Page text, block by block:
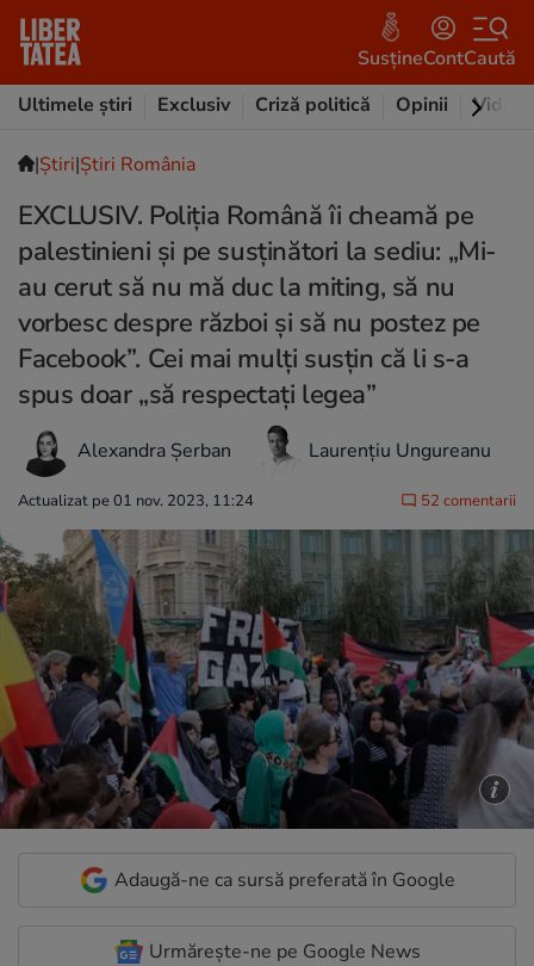
SusțineContCaută
Ultimele știri
Exclusiv Criză politică Opinii Video
|Ştiri|Știri România
EXCLUSIV. Poliția Română îi cheamă pe
palestinieni și pe susținători la sediu: „Mi-
au cerut să nu mă duc la miting, să nu
vorbesc despre război și să nu postez pe
Facebook”. Cei mai mulți susțin că li s-a
spus doar „să respectați legea”
Alexandra Șerban Laurențiu Ungureanu
Actualizat pe 01 nov. 2023, 11:24 52 comentarii
Adaugă-ne ca sursă preferată în Google
Urmărește-ne pe Google News